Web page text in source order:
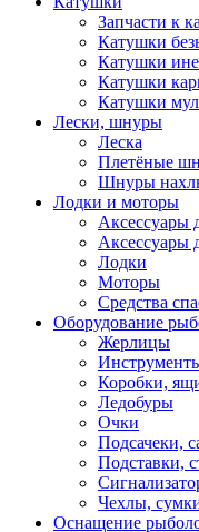
Запчасти к
Катушки
Катушки
Катушки
Катушки
Лески, шнуры
Леска
Плетёные
Шнуры
Лодки и моторы
Аксессуары
Аксессуары
Лодки
Моторы
Средства
Оборудование
Жерлицы
Коробки,
Ледобуры
Очки
Подсачеки,
Подставки,
Чехлы,
Оснащение